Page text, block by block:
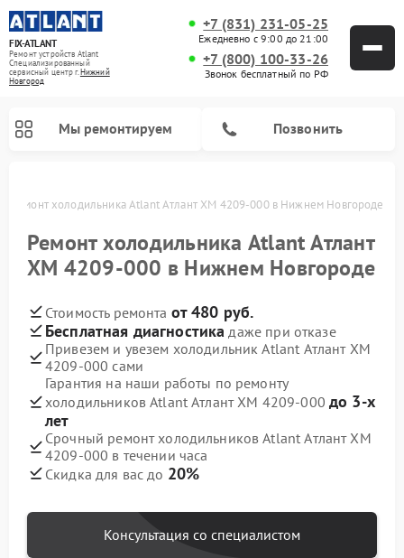
FIX-ATLANT
Ремонт устройств Atlant
Специализированный
cервисный центр г.Нижний
Новгород
+7 (831) 231-05-25
Ежедневно с 9:00 до 21:00
+7 (800) 100-33-26
Звонок бесплатный по РФ
Мы ремонтируем Позвонить
Ремонт холодильника Atlant Атлант ХМ 4209-000 в Нижнем Новгороде
Ремонт холодильника Atlant Атлант
ХМ 4209-000 в Нижнем Новгороде
Стоимость ремонта от 480 руб.
Бесплатная диагностика даже при отказе
Привезем и увезем холодильник Atlant Атлант ХМ
4209-000 сами
Гарантия на наши работы по ремонту
холодильников Atlant Атлант ХМ 4209-000 до 3-х
лет
Срочный ремонт холодильников Atlant Атлант ХМ
4209-000 в течении часа
Скидка для вас до 20%
Консультация со специалистом